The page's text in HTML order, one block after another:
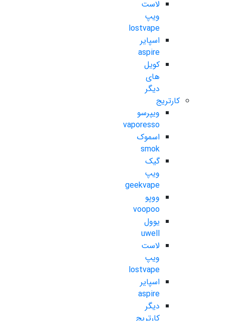
لاست
ویپ
lostvape
اسپایر
aspire
کویل
های
دیگر
کارتریج
ویپرسو
vaporesso
اسموک
smok
گیک
ویپ
geekvape
ووپو
voopoo
یوول
uwell
لاست
ویپ
lostvape
اسپایر
aspire
دیگر
کارتریج